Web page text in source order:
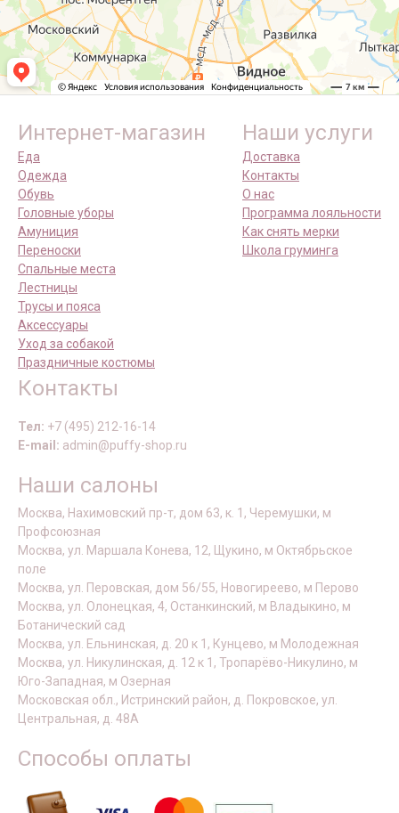
Интернет-магазин
Еда
Одежда
Обувь
Головные уборы
Амуниция
Переноски
Спальные места
Лестницы
Трусы и пояса
Аксессуары
Уход за собакой
Праздничные костюмы
Наши услуги
Доставка
Контакты
О нас
Программа лояльности
Как снять мерки
Школа груминга
Контакты
Тел: +7 (495) 212-16-14
E-mail: admin@puffy-shop.ru
Наши салоны
Москва, Нахимовский пр-т, дом 63, к. 1, Черемушки, м
Профсоюзная
Москва, ул. Маршала Конева, 12, Щукино, м Октябрьское
поле
Москва, ул. Перовская, дом 56/55, Новогиреево, м Перово
Москва, ул. Олонецкая, 4, Останкинский, м Владыкино, м
Ботанический сад
Москва, ул. Ельнинская, д. 20 к 1, Кунцево, м Молодежная
Москва, ул. Никулинская, д. 12 к 1, Тропарёво-Никулино, м
Юго-Западная, м Озерная
Московская обл., Истринский район, д. Покровское, ул.
Центральная, д. 48А
Способы оплаты